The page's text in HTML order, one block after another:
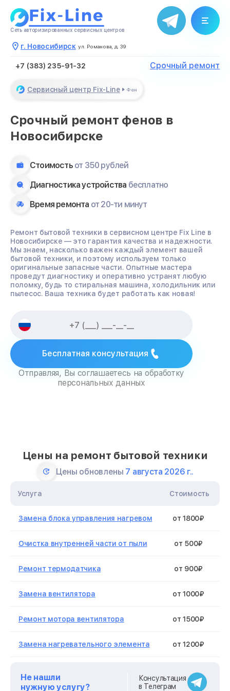
Сеть авторизированных сервисных центров
г. Новосибирск ул. Романова, д. 39
+7 (383) 235-91-32 Срочный ремонт
Сервисный центр Fix-Line Фен
Срочный ремонт фенов в
Новосибирске
Стоимость от 350 рублей
Диагностика устройства бесплатно
Время ремонта от 20-ти минут
Ремонт бытовой техники в сервисном центре Fix Line в
Новосибирске — это гарантия качества и надежности.
Мы знаем, насколько важен каждый элемент вашей
бытовой техники, и поэтому используем только
оригинальные запасные части. Опытные мастера
проведут диагностику и оперативно устранят любую
поломку, будь то стиральная машина, холодильник или
пылесос. Ваша техника будет работать как новая!
Бесплатная консультация
Отправляя, Вы соглашаетесь на обработку
персональных данных
Цены на ремонт бытовой техники
Цены обновлены 7 августа 2026 г..
Услуга Стоимость
Замена блока управления нагревом от 1800₽
Очистка внутренней части от пыли от 500₽
Ремонт термодатчика от 900₽
Замена вентилятора от 1000₽
Ремонт мотора вентилятора от 1500₽
Замена нагревательного элемента от 1200₽
Не нашли
нужную услугу?
Консультация
в Телеграм